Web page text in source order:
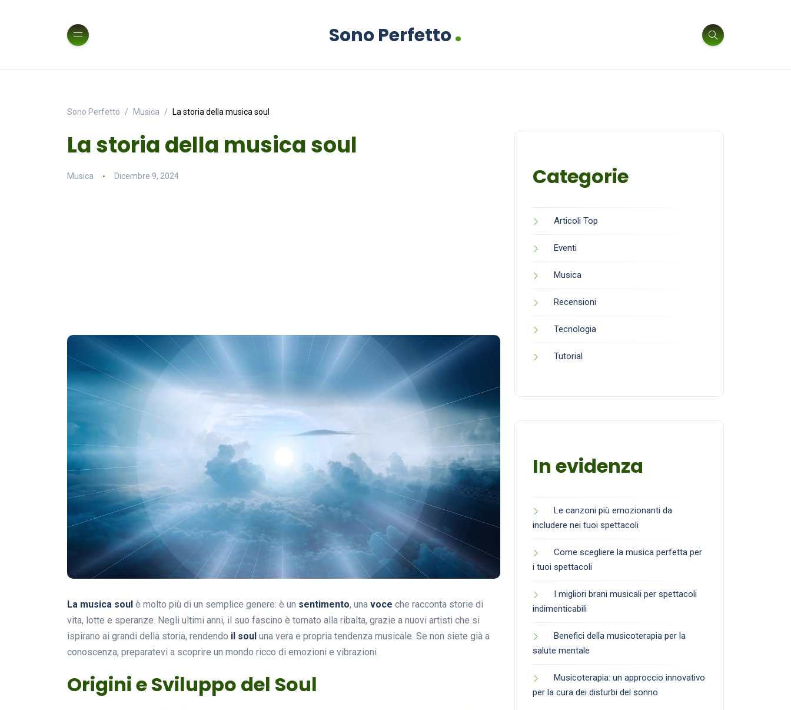
Sono Perfetto.
Sono Perfetto Musica La storia della musica soul
La storia della musica soul
Musica Dicembre 9, 2024
La musica soul è molto più di un semplice genere: è un sentimento, una voce che racconta storie di
vita, lotte e speranze. Negli ultimi anni, il suo fascino è tornato alla ribalta, grazie a nuovi artisti che si
ispirano ai grandi della storia, rendendo il soul una vera e propria tendenza musicale. Se non siete già a
conoscenza, preparatevi a scoprire un mondo ricco di emozioni e vibrazioni.
Origini e Sviluppo del Soul
Categorie
Articoli Top
Eventi
Musica
Recensioni
Tecnologia
Tutorial
In evidenza
Le canzoni più emozionanti da
includere nei tuoi spettacoli
Come scegliere la musica perfetta per
i tuoi spettacoli
I migliori brani musicali per spettacoli
indimenticabili
Benefici della musicoterapia per la
salute mentale
Musicoterapia: un approccio innovativo
per la cura dei disturbi del sonno